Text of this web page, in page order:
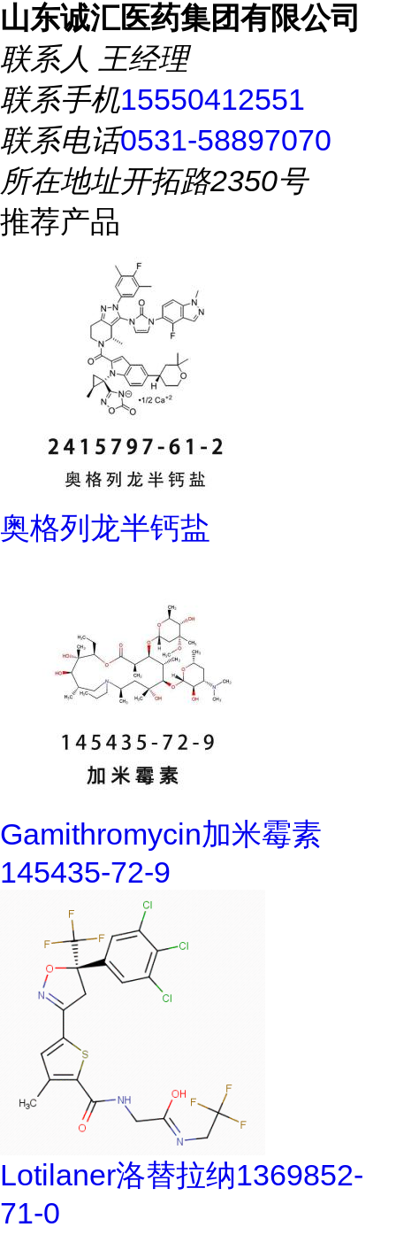
山东诚汇医药集团有限公司
联系人 王经理
联系手机15550412551
联系电话0531-58897070
所在地址开拓路2350号
推荐产品
奥格列龙半钙盐
Gamithromycin加米霉素
145435-72-9
Lotilaner洛替拉纳1369852-
71-0